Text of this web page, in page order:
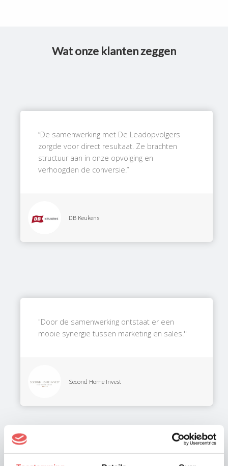
Wat onze klanten zeggen
“De samenwerking met De Leadopvolgers
zorgde voor direct resultaat. Ze brachten
structuur aan in onze opvolging en
verhoogden de conversie.”
DB Keukens
"Door de samenwerking ontstaat er een
mooie synergie tussen marketing en sales.''
Second Home Invest